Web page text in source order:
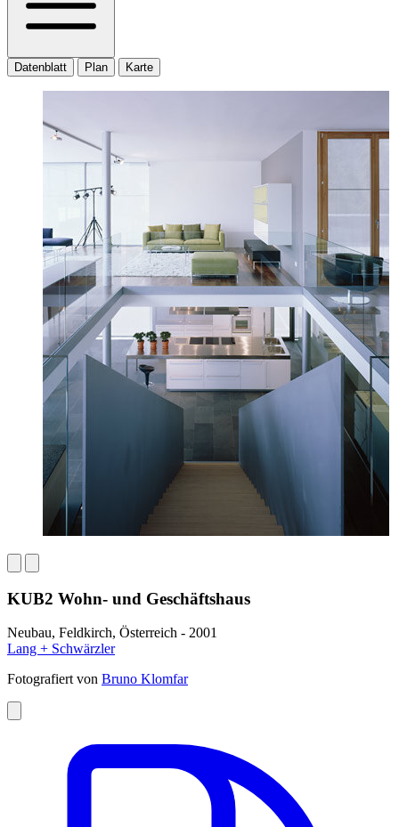
Datenblatt Plan Karte
KUB2 Wohn- und Geschäftshaus
Neubau, Feldkirch, Österreich - 2001
Lang + Schwärzler
Fotografiert von Bruno Klomfar